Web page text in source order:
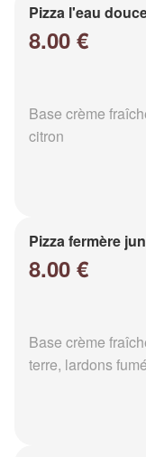
Pizza l'eau
8.00 €
Base crème
citron
Pizza fermère
8.00 €
Base crème
terre, lardons